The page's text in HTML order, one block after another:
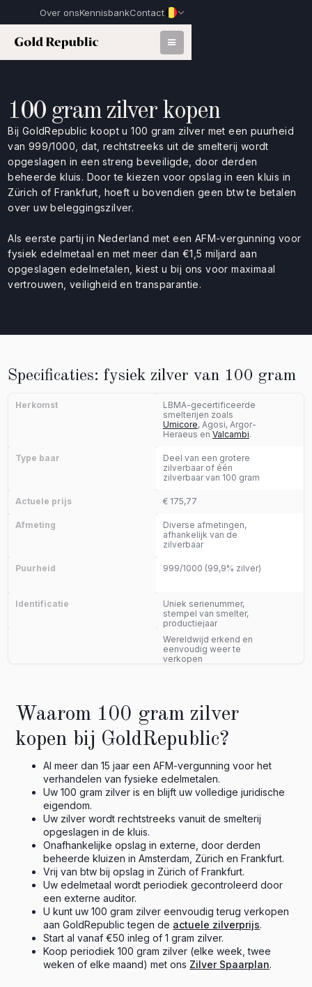
Over onsKennisbankContact
100 gram zilver kopen
Bij GoldRepublic koopt u 100 gram zilver met een puurheid
van 999/1000, dat, rechtstreeks uit de smelterij wordt
opgeslagen in een streng beveiligde, door derden
beheerde kluis. Door te kiezen voor opslag in een kluis in
Zürich of Frankfurt, hoeft u bovendien geen btw te betalen
over uw beleggingszilver.
Als eerste partij in Nederland met een AFM-vergunning voor
fysiek edelmetaal en met meer dan €1,5 miljard aan
opgeslagen edelmetalen, kiest u bij ons voor maximaal
vertrouwen, veiligheid en transparantie.
Specificaties: fysiek zilver van 100 gram
Herkomst
LBMA-gecertificeerde
smelterijen zoals
Umicore, Agosi, Argor-
Heraeus en Valcambi.
Type baar
Deel van een grotere
zilverbaar of één
zilverbaar van 100 gram
Actuele prijs € 175,77
Afmeting
Diverse afmetingen,
afhankelijk van de
zilverbaar
Puurheid 999/1000 (99,9% zilver)
Identificatie
Uniek serienummer,
stempel van smelter,
productiejaar
Wereldwijd erkend en
eenvoudig weer te
verkopen
Waarom 100 gram zilver
kopen bij GoldRepublic?
Al meer dan 15 jaar een AFM-vergunning voor het
verhandelen van fysieke edelmetalen.
Uw 100 gram zilver is en blijft uw volledige juridische
eigendom.
Uw zilver wordt rechtstreeks vanuit de smelterij
opgeslagen in de kluis.
Onafhankelijke opslag in externe, door derden
beheerde kluizen in Amsterdam, Zürich en Frankfurt.
Vrij van btw bij opslag in Zürich of Frankfurt.
Uw edelmetaal wordt periodiek gecontroleerd door
een externe auditor.
U kunt uw 100 gram zilver eenvoudig terug verkopen
aan GoldRepublic tegen de actuele zilverprijs.
Start al vanaf €50 inleg of 1 gram zilver.
Koop periodiek 100 gram zilver (elke week, twee
weken of elke maand) met ons Zilver Spaarplan.